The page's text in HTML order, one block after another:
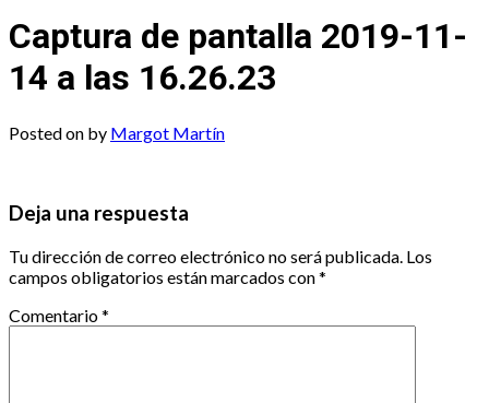
Captura de pantalla 2019-11-
14 a las 16.26.23
Posted on by Margot Martín
Deja una respuesta
Tu dirección de correo electrónico no será publicada. Los
campos obligatorios están marcados con*
Comentario*